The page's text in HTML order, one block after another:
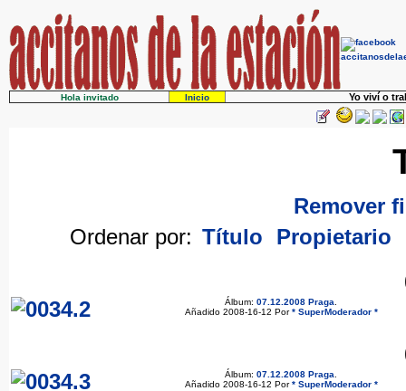
Hola invitado Inicio Yo viví o
Remover
Ordenar por: Título Propietario
Álbum: 07.12.2008 Praga
Añadido 2008-16-12 Por* SuperModerador *
Álbum: 07.12.2008 Praga
Añadido 2008-16-12 Por* SuperModerador *